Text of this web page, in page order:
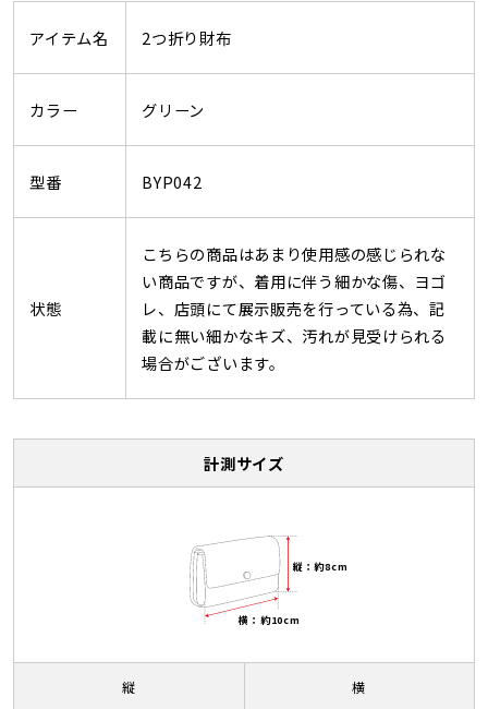
アイテム名 2つ折り財布
カラー グリーン
型番 BYP042
状態
こちらの商品はあまり使用感の感じられな
い商品ですが、着用に伴う細かな傷、ヨゴ
レ、店頭にて展示販売を行っている為、記
載に無い細かなキズ、汚れが見受けられる
場合がございます。
計測サイズ
縦：約8cm
横：約10cm
縦 横